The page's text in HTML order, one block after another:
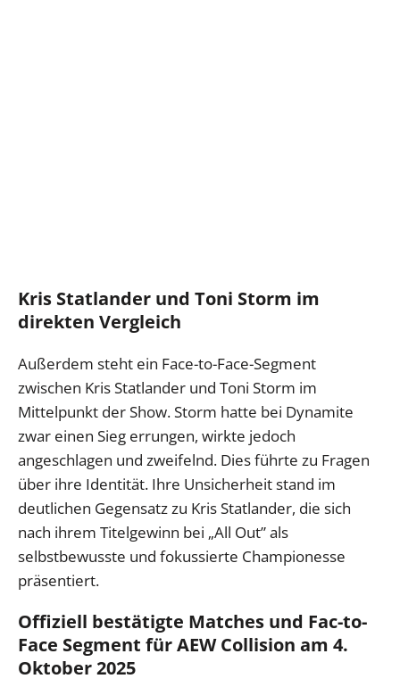
Kris Statlander und Toni Storm im
direkten Vergleich
Außerdem steht ein Face-to-Face-Segment
zwischen Kris Statlander und Toni Storm im
Mittelpunkt der Show. Storm hatte bei Dynamite
zwar einen Sieg errungen, wirkte jedoch
angeschlagen und zweifelnd. Dies führte zu Fragen
über ihre Identität. Ihre Unsicherheit stand im
deutlichen Gegensatz zu Kris Statlander, die sich
nach ihrem Titelgewinn bei „All Out” als
selbstbewusste und fokussierte Championesse
präsentiert.
Offiziell bestätigte Matches und Fac-to-
Face Segment für AEW Collision am 4.
Oktober 2025